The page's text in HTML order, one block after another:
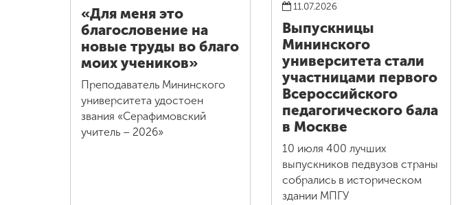
«Для меня это
благословение на
новые труды во благо
моих учеников»
Преподаватель Мининского
университета удостоен
звания «Серафимовский
учитель – 2026»
11.07.2026
Выпускницы
Мининского
университета стали
участницами первого
Всероссийского
педагогического бала
в Москве
10 июля 400 лучших
выпускников педвузов страны
собрались в историческом
здании МПГУ